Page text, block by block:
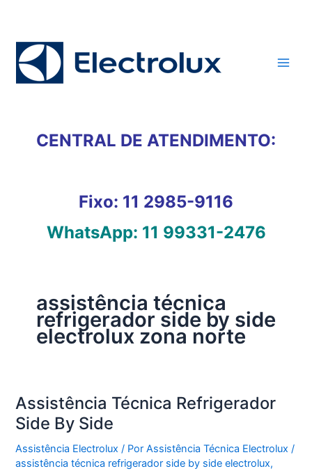
conteúdo
CENTRAL DE ATENDIMENTO:
Fixo: 11 2985-9116
WhatsApp: 11 99331-2476
assistência técnica
refrigerador side by side
electrolux zona norte
Assistência Técnica Refrigerador
Side By Side
Assistência Electrolux / PorAssistência Técnica Electrolux/
assistência técnica refrigerador side by side electrolux,